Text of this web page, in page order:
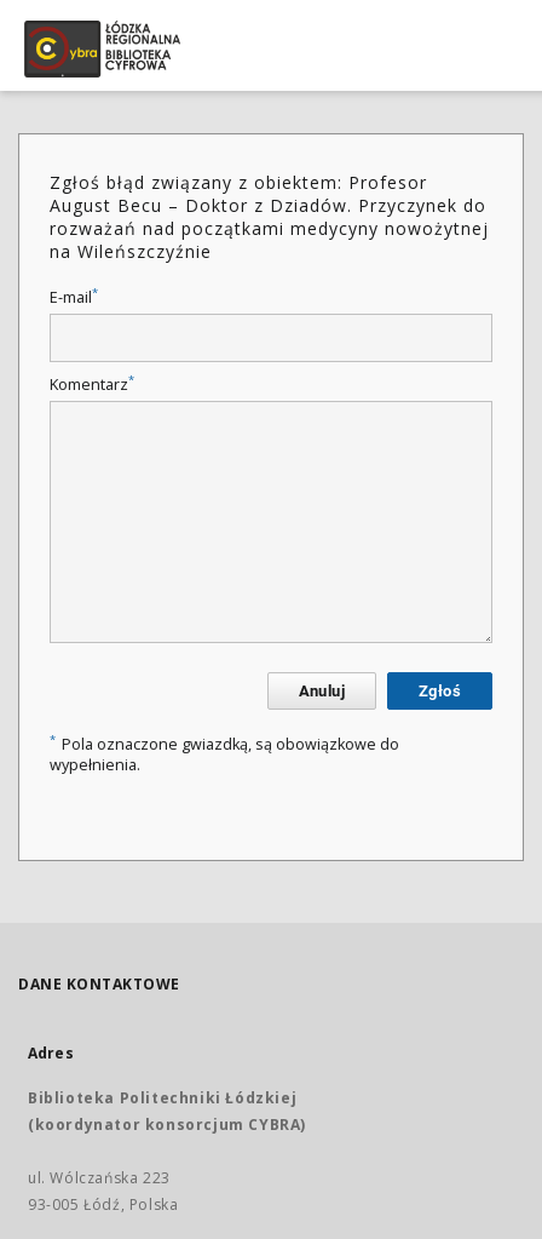
Zgłoś błąd związany z obiektem: Profesor
August Becu – Doktor z Dziadów. Przyczynek do
rozważań nad początkami medycyny nowożytnej
na Wileńszczyźnie
E-mail*
Komentarz*
Anuluj Zgłoś
* Pola oznaczone gwiazdką, są obowiązkowe do
wypełnienia.
DANE KONTAKTOWE
Adres
Biblioteka Politechniki Łódzkiej
(koordynator konsorcjum CYBRA)
ul. Wólczańska 223
93-005 Łódź, Polska